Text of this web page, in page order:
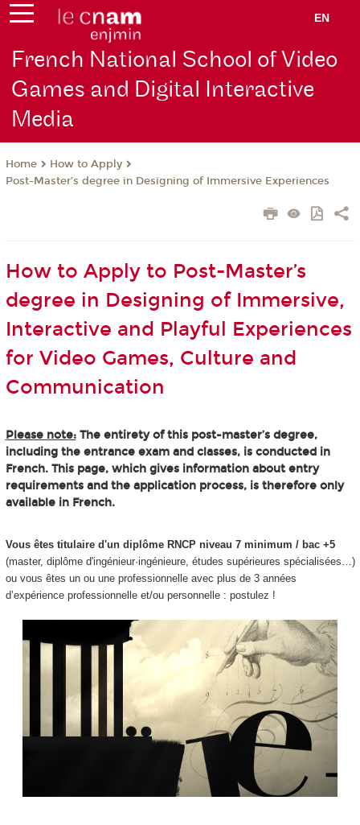
EN
French National School of Video
Games and Digital Interactive
Media
Home
How to Apply
Post-Master’s degree in Designing of Immersive Experiences
How to Apply to Post-Master’s
degree in Designing of Immersive,
Interactive and Playful Experiences
for Video Games, Culture and
Communication
Please note:The entirety of this post-master’s degree,
including the entrance exam and classes, is conducted in
French. This page, which gives information about entry
requirements and the application process, is therefore only
available in French.
Vous êtes titulaire d'un diplôme RNCP niveau 7 minimum / bac +5
(master, diplôme d'ingénieur·ingénieure, études supérieures spécialisées…)
ou vous êtes un ou une professionnelle avec plus de 3 années
d’expérience professionnelle et/ou personnelle : postulez !